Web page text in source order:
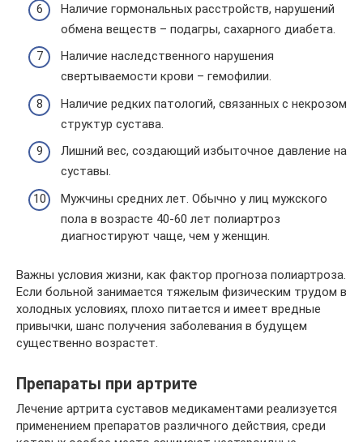
Наличие гормональных расстройств, нарушений
обмена веществ – подагры, сахарного диабета.
Наличие наследственного нарушения
свертываемости крови – гемофилии.
Наличие редких патологий, связанных с некрозом
структур сустава.
Лишний вес, создающий избыточное давление на
суставы.
Мужчины средних лет. Обычно у лиц мужского
пола в возрасте 40-60 лет полиартроз
диагностируют чаще, чем у женщин.
Важны условия жизни, как фактор прогноза полиартроза.
Если больной занимается тяжелым физическим трудом в
холодных условиях, плохо питается и имеет вредные
привычки, шанс получения заболевания в будущем
существенно возрастет.
Препараты при артрите
Лечение артрита суставов медикаментами реализуется
применением препаратов различного действия, среди